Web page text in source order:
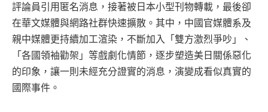
評論員引用匿名消息，接著被日本小型刊物轉載，最後卻
在華文媒體與網路社群快速擴散。其中，中國官媒體系及
親中媒體更持續加工渲染，不斷加入「雙方激烈爭吵」、
「各國領袖勸架」等戲劇化情節，逐步塑造美日關係惡化
的印象，讓一則未經充分證實的消息，演變成看似真實的
國際事件。